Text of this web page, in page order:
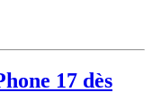
17 dès